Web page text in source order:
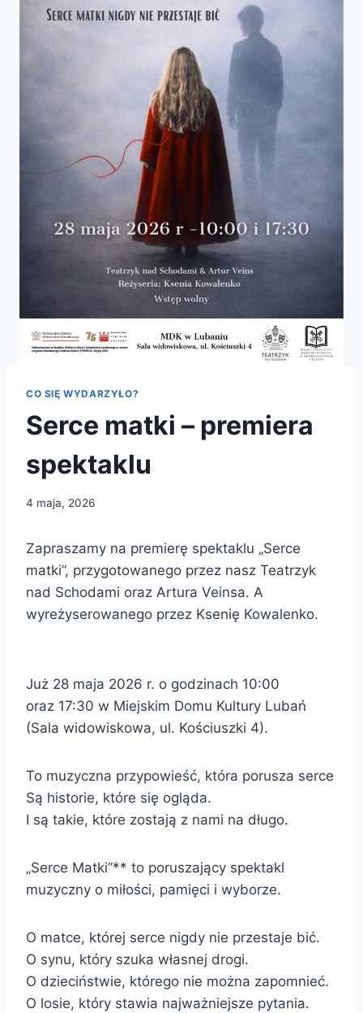
CO SIĘ WYDARZYŁO?
Serce matki – premiera
spektaklu
4 maja, 2026
Zapraszamy na premierę spektaklu „Serce
matki”, przygotowanego przez nasz Teatrzyk
nad Schodami oraz Artura Veinsa. A
wyreżyserowanego przez Ksenię Kowalenko.
Już 28 maja 2026 r. o godzinach 10:00
oraz 17:30 w Miejskim Domu Kultury Lubań
(Sala widowiskowa, ul. Kościuszki 4).
To muzyczna przypowieść, która porusza serce
Są historie, które się ogląda.
I są takie, które zostają z nami na długo.
„Serce Matki”** to poruszający spektakl
muzyczny o miłości, pamięci i wyborze.
O matce, której serce nigdy nie przestaje bić.
O synu, który szuka własnej drogi.
O dzieciństwie, którego nie można zapomnieć.
O losie, który stawia najważniejsze pytania.